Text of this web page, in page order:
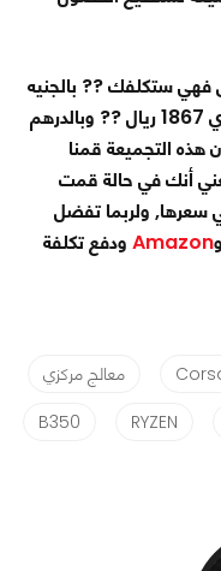
فهي ستكلفك?? بالجنيه
المصري 8843 جنيه ?? وبالريال السعودي 1867 ريال ?? وبالدرهم
التجميعة قمنا
أنك في حالة قمت
سعرها, ولربما تفضل
Amazon ودفع تكلفة
معالج مركزي
RYZEN
B350